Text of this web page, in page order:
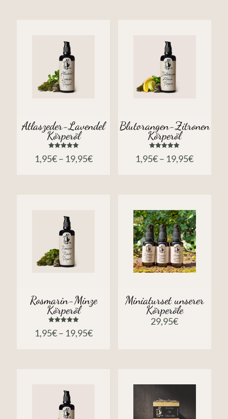
Atlaszeder-Lavendel
Körperöl
mit
1,95€– 19,95€
Blutorangen-Zitronen
Körperöl
mit
1,95€– 19,95€
Rosmarin-Minze
Körperöl
mit
1,95€– 19,95€
Miniaturset unserer
Körperöle
29,95€